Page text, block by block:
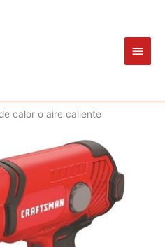
calor o aire caliente